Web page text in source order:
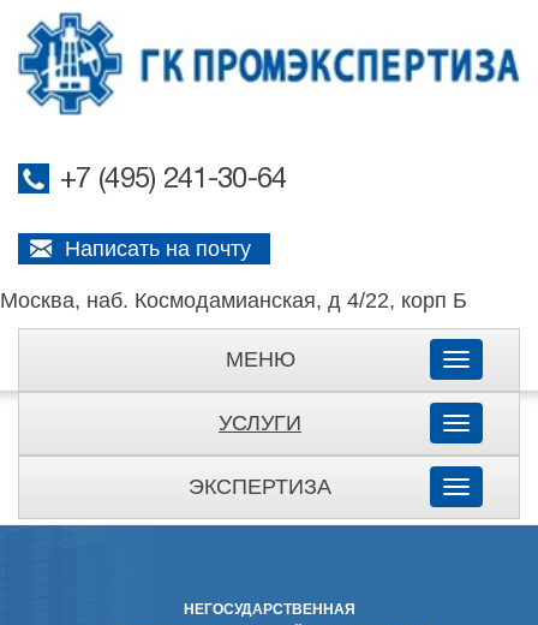
+7 (495) 241-30-64
Написать на почту
Москва, наб. Космодамианская, д 4/22, корп Б
МЕНЮ
Toggle
УСЛУГИ
Toggle
ЭКСПЕРТИЗА
Toggle
НЕГОСУДАРСТВЕННАЯ